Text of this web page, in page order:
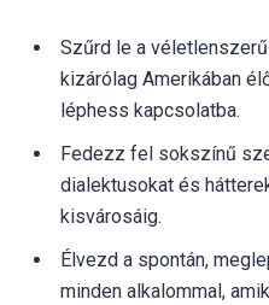
Szűrd le a
kizárólag Amerikában
léphess kapcsolatba.
Fedezz fel sokszínű
dialektusokat és
kisvárosáig.
Élvezd a spontán,
minden alkalommal,